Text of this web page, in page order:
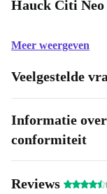
Hauck Citi
Meer weergeven
Veelgestelde
Informatie
conformiteit
Reviews